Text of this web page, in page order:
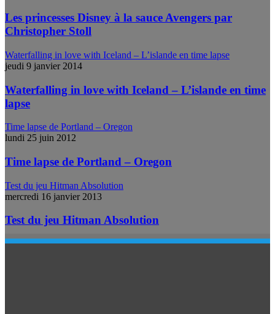
Les princesses Disney à la sauce Avengers par
Christopher Stoll
Waterfalling in love with Iceland – L’islande en time lapse
jeudi 9 janvier 2014
Waterfalling in love with Iceland – L’islande en time
lapse
Time lapse de Portland – Oregon
lundi 25 juin 2012
Time lapse de Portland – Oregon
Test du jeu Hitman Absolution
mercredi 16 janvier 2013
Test du jeu Hitman Absolution